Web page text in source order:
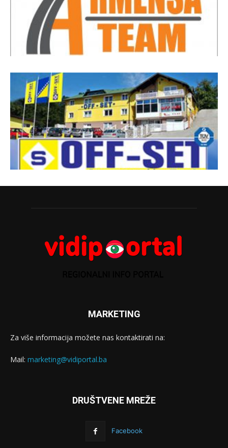
MARKETING
Za više informacija možete nas kontaktirati na:
Mail: marketing@vidiportal.ba
DRUŠTVENE MREŽE
Facebook